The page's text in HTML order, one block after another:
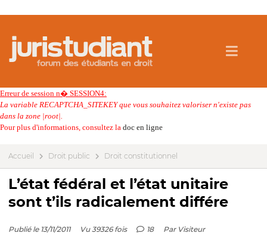
Erreur de session n� SESSION4:
La variable RECAPTCHA_SITEKEY que vous souhaitez valoriser n'existe pas
dans la zone |root|.
Pour plus d'informations, consultez la doc en ligne
Accueil Droit public Droit constitutionnel
L’état fédéral et l’état unitaire
sont t’ils radicalement différe
Publié le 13/11/2011 Vu 39326 fois 18 Par Visiteur